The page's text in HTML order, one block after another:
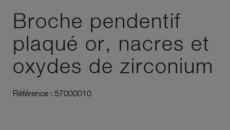
Broche pendentif
plaqué or, nacres et
oxydes de zirconium
Référence : 57000010